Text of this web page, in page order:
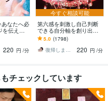
なたへ必
伝えま
/人生【高
思考】
220 円 /分
今すぐ相談可能
第六感を刺激し自己判断
できる自分軸を創り出し
ます ❤️相手の気持ち、複
雑恋愛、復縁、結婚、未
来を占います
5.0 (1798)
復帰しました♪天野 礼渚 あまのあきな
220 円 /分
チェックしています